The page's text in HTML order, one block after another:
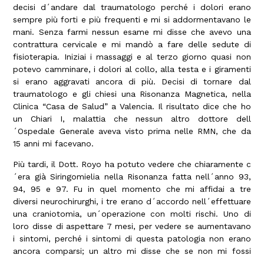
decisi d´andare dal traumatologo perché i dolori erano
sempre più forti e più frequenti e mi si addormentavano le
mani. Senza farmi nessun esame mi disse che avevo una
contrattura cervicale e mi mandò a fare delle sedute di
fisioterapia. Iniziai i massaggi e al terzo giorno quasi non
potevo camminare, i dolori al collo, alla testa e i giramenti
si erano aggravati ancora di più. Decisi di tornare dal
traumatologo e gli chiesi una Risonanza Magnetica, nella
Clinica “Casa de Salud” a Valencia. Il risultato dice che ho
un Chiari I, malattia che nessun altro dottore dell
´Ospedale Generale aveva visto prima nelle RMN, che da
15 anni mi facevano.
Più tardi, il Dott. Royo ha potuto vedere che chiaramente c
´era già Siringomielia nella Risonanza fatta nell´anno 93,
94, 95 e 97. Fu in quel momento che mi affidai a tre
diversi neurochirurghi, i tre erano d´accordo nell´effettuare
una craniotomia, un´operazione con molti rischi. Uno di
loro disse di aspettare 7 mesi, per vedere se aumentavano
i sintomi, perché i sintomi di questa patologia non erano
ancora comparsi; un altro mi disse che se non mi fossi